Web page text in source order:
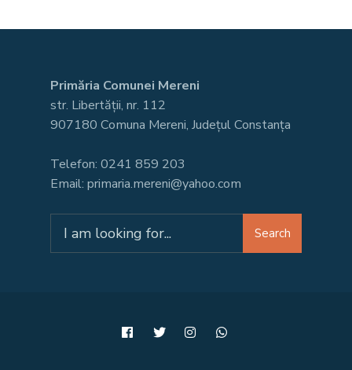
Primăria Comunei Mereni
str. Libertății, nr. 112
907180 Comuna Mereni, Județul Constanța
Telefon: 0241 859 203
Email: primaria.mereni@yahoo.com
for:
Search